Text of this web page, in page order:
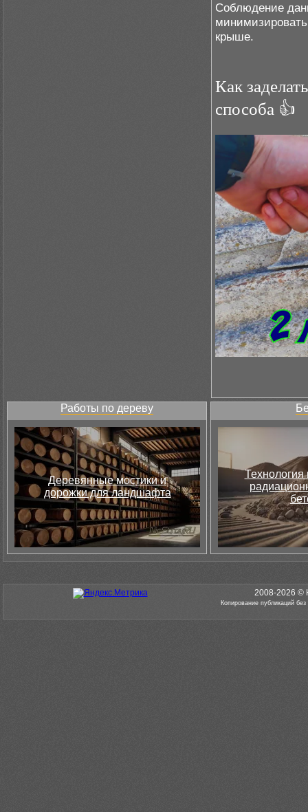
Соблюдение
крыше.
Как
способа 👍
Работы по дереву
Деревянные мостики и
дорожки для ландшафта
Технология
2008-2026 ©
Копирование публикаций